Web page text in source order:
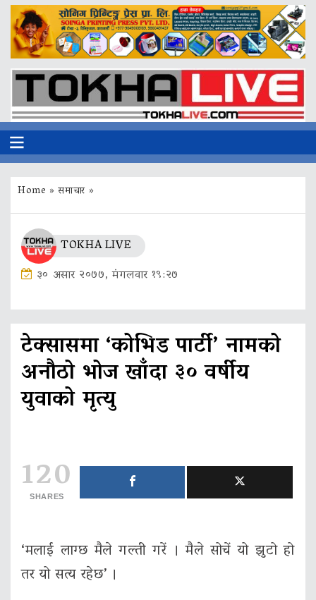
Home »समाचार »
TOKHA LIVE
३० असार २०७७, मंगलवार १९:२७
टेक्सासमा ‘कोभिड पार्टी’ नामको
अनौठो भोज खाँदा ३० वर्षीय
युवाको मृत्‍यु
120
SHARES
‘मलाई लाग्छ मैले गल्ती गरें । मैले सोचें यो झुटो हो
तर यो सत्य रहेछ’ ।